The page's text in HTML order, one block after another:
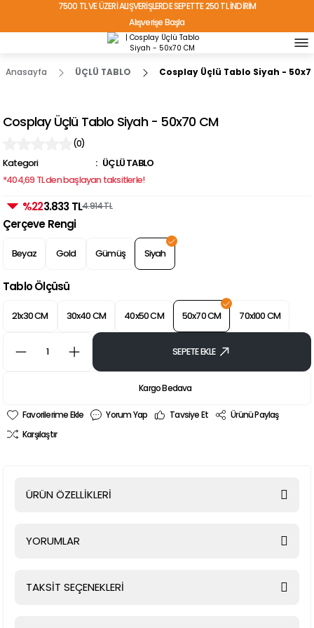
7500 TL VE ÜZERİ ALIŞVERİŞLERDE SEPETTE 250 TL İNDİRİM
Alışverişe Başla
TÜRKİYE'NİN HER YERİNE ÜCRETSİZ KARGO!
Anasayfa ÜÇLÜ TABLO Cosplay Üçlü Tablo Siyah -
Cosplay Üçlü Tablo Siyah - 50x70 CM
(0)
Kategori
ÜÇLÜ TABLO
*404,69 TL den başlayan taksitlerle!
%223.833 TL4.914 TL
Çerçeve Rengi
Beyaz Gold Gümüş Siyah
Tablo Ölçüsü
21x30 CM 30x40 CM 40x50 CM 50x70 CM 70x100 CM
SEPETE EKLE
Kargo Bedava
Yorum Yap Tavsiye Et
Ürünü Paylaş
Karşılaştır
ÜRÜN ÖZELLİKLERİ
YORUMLAR
TAKSİT SEÇENEKLERİ